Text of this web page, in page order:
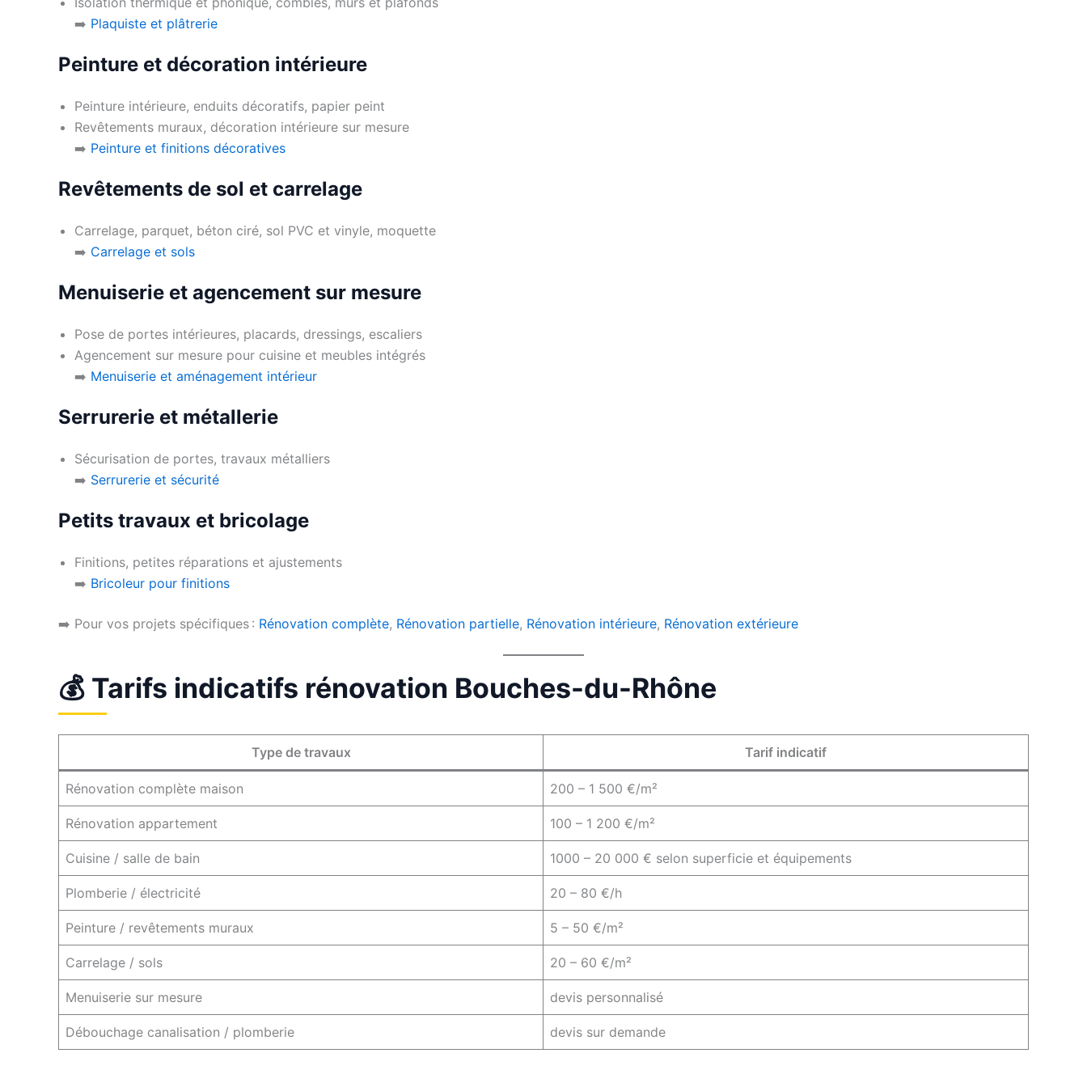
➡️ Plaquiste et plâtrerie
Peinture et décoration intérieure
Peinture intérieure, enduits décoratifs, papier peint
Revêtements muraux, décoration intérieure sur mesure
➡️ Peinture et finitions décoratives
Revêtements de sol et carrelage
Carrelage, parquet, béton ciré, sol PVC et vinyle, moquette
➡️ Carrelage et sols
Menuiserie et agencement sur mesure
Pose de portes intérieures, placards, dressings, escaliers
Agencement sur mesure pour cuisine et meubles intégrés
➡️ Menuiserie et aménagement intérieur
Serrurerie et métallerie
Sécurisation de portes, travaux métalliers
➡️ Serrurerie et sécurité
Petits travaux et bricolage
Finitions, petites réparations et ajustements
➡️ Bricoleur pour finitions
➡️ Pour vos projets spécifiques : Rénovation complète, Rénovation partielle, Rénovation intérieure, Rénovation extérieure
💰 Tarifs indicatifs rénovation Bouches-du-Rhône
Type de travaux Tarif indicatif
Rénovation complète maison 200 – 1 500 €/m²
Rénovation appartement 100 – 1 200 €/m²
Cuisine / salle de bain 1000 – 20 000 € selon superficie et équipements
Plomberie / électricité 20 – 80 €/h
Peinture / revêtements muraux 5 – 50 €/m²
Carrelage / sols 20 – 60 €/m²
Menuiserie sur mesure devis personnalisé
Débouchage canalisation / plomberie devis sur demande